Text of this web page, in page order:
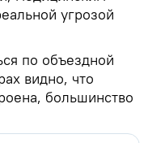
угрозой
по объездной
видно, что
большинство